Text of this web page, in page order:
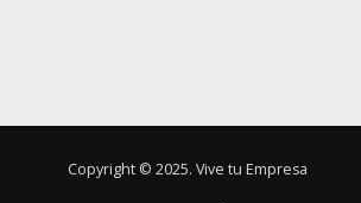
Copyright © 2025. Vive tu Empresa